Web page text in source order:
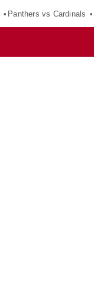
Panthers vs Cardinals